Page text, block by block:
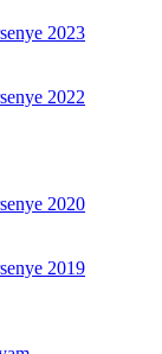
2023
2022
2020
2019